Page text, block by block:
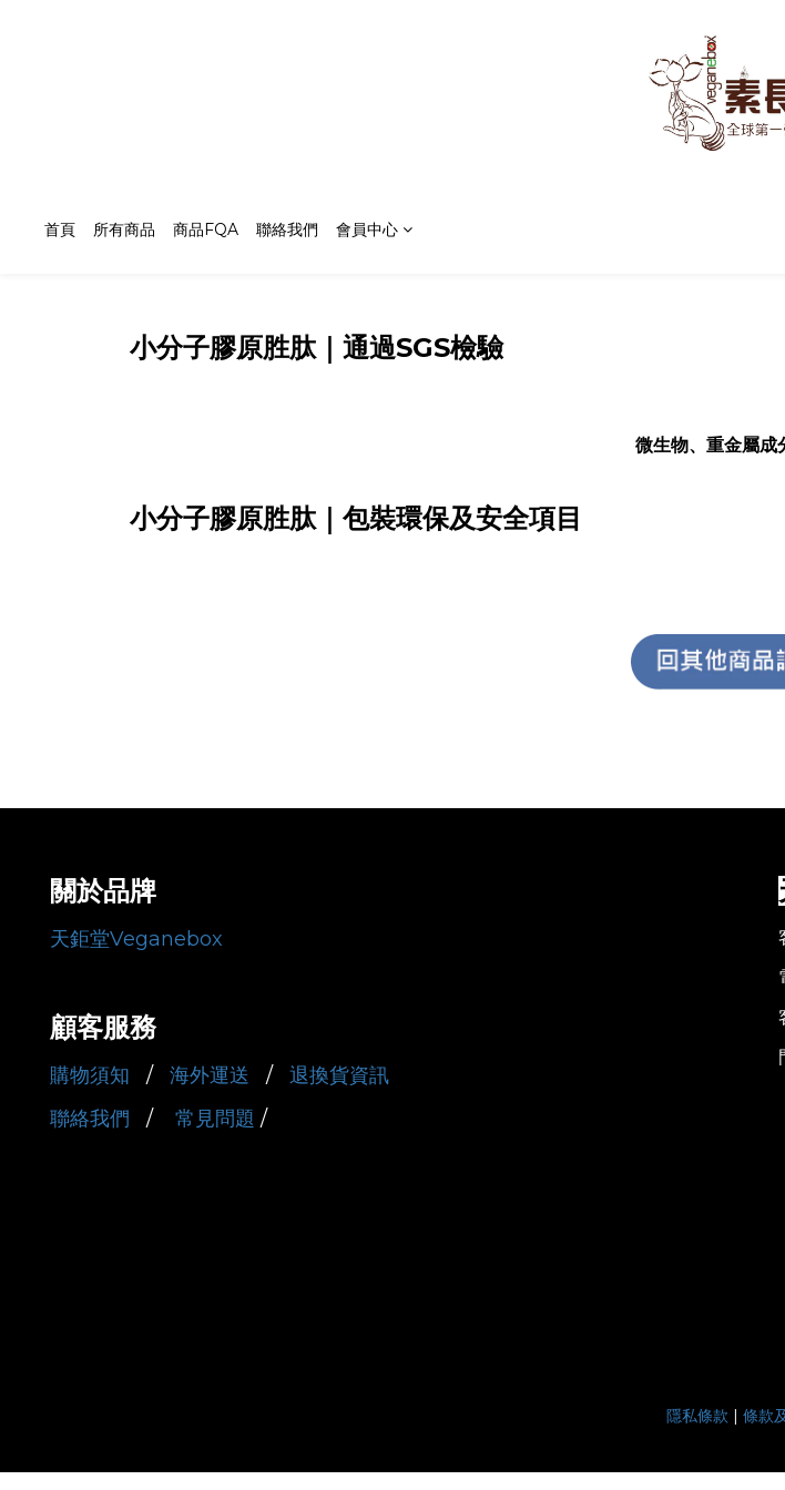
首頁 所有商品 商品FQA 聯絡我們 會員中心
小分子膠原胜肽｜通過SGS檢驗
微生物、重金屬成
小分子膠原胜肽｜ 包裝環保及安全項目
關於品牌
天鉅堂Veganebox
顧客服務
購物須知 / 海外運送 / 退換貨資訊
聯絡我們
/ 常見問題 /
隱私條款 條款